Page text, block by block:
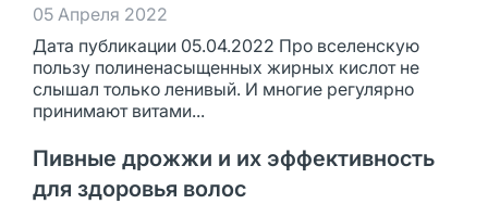
05 Апреля 2022
Дата публикации 05.04.2022 Про вселенскую
пользу полиненасыщенных жирных кислот не
слышал только ленивый. И многие регулярно
принимают витами...
Пивные дрожжи и их эффективность
для здоровья волос